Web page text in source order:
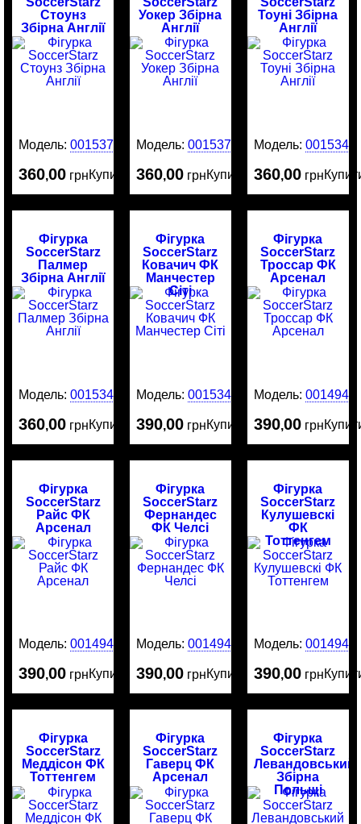
Стоунз
Збірна Англії
Модель:0015376
360,00 грнКупити
Уокер Збірна
Англії
Модель:0015375
360,00 грнКупити
Тоуні Збірна
Англії
Модель: 0015342
360,00 грн
Фігурка
SoccerStarz
Палмер
Збірна Англії
Модель:0015341
360,00 грнКупити
Фігурка
SoccerStarz
Ковачич ФК
Манчестер
Сіті
Модель:0015340
390,00 грнКупити
Фігурка
SoccerStarz
Троссар ФК
Арсенал
Модель: 0014945
390,00 грн
Фігурка
SoccerStarz
Райс ФК
Арсенал
Модель:0014944
390,00 грнКупити
Фігурка
SoccerStarz
Фернандес
ФК Челсі
Модель:0014943
390,00 грнКупити
Фігурка
SoccerStarz
Кулушевскі
ФК
Тоттенгем
Модель: 0014942
390,00 грн
Фігурка
SoccerStarz
Меддісон ФК
Тоттенгем
Фігурка
SoccerStarz
Гаверц ФК
Арсенал
Фігурка
SoccerStarz
Левандовський
Збірна
Польщі